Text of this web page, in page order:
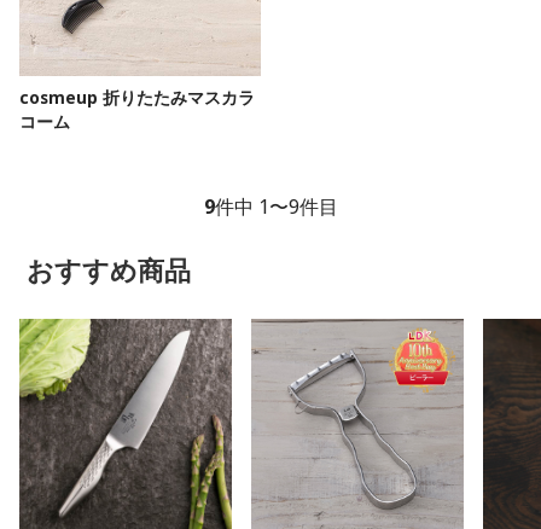
cosmeup 折りたたみマスカラ
コーム
9件中 1〜9件目
おすすめ商品